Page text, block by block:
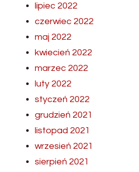
lipiec 2022
czerwiec 2022
maj 2022
kwiecień 2022
marzec 2022
luty 2022
styczeń 2022
grudzień 2021
listopad 2021
wrzesień 2021
sierpień 2021